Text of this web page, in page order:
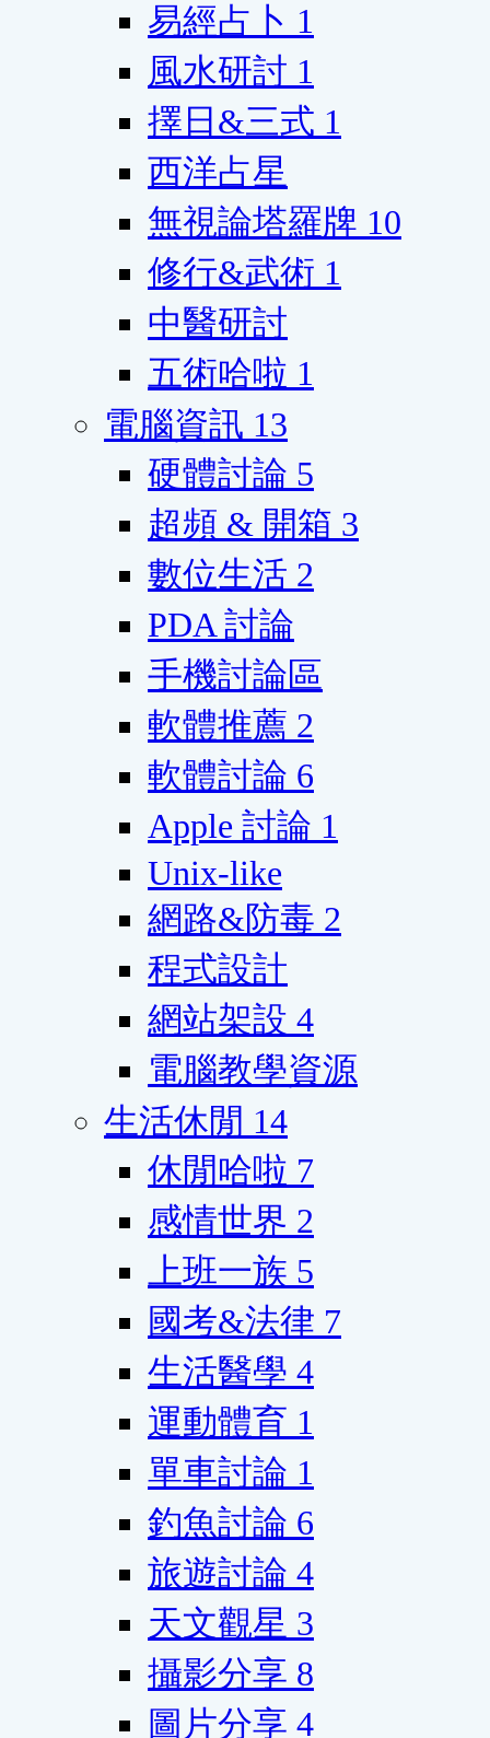
易經占卜 1
風水研討 1
擇日&三式 1
西洋占星
無視論塔羅牌 10
修行&武術 1
中醫研討
五術哈啦 1
電腦資訊 13
硬體討論 5
超頻 & 開箱 3
數位生活 2
PDA 討論
手機討論區
軟體推薦 2
軟體討論 6
Apple 討論 1
Unix-like
網路&防毒 2
程式設計
網站架設 4
電腦教學資源
生活休閒 14
休閒哈啦 7
感情世界 2
上班一族 5
國考&法律 7
生活醫學 4
運動體育 1
單車討論 1
釣魚討論 6
旅遊討論 4
天文觀星 3
攝影分享 8
圖片分享 4